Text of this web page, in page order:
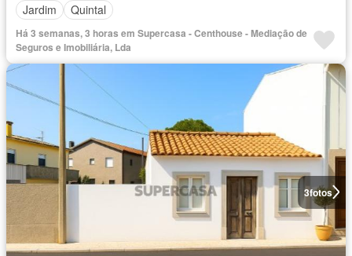
Jardim
Quintal
Há 3 semanas, 3 horas em Supercasa - Centhouse - Mediação de
Seguros e Imobiliária, Lda
3fotos